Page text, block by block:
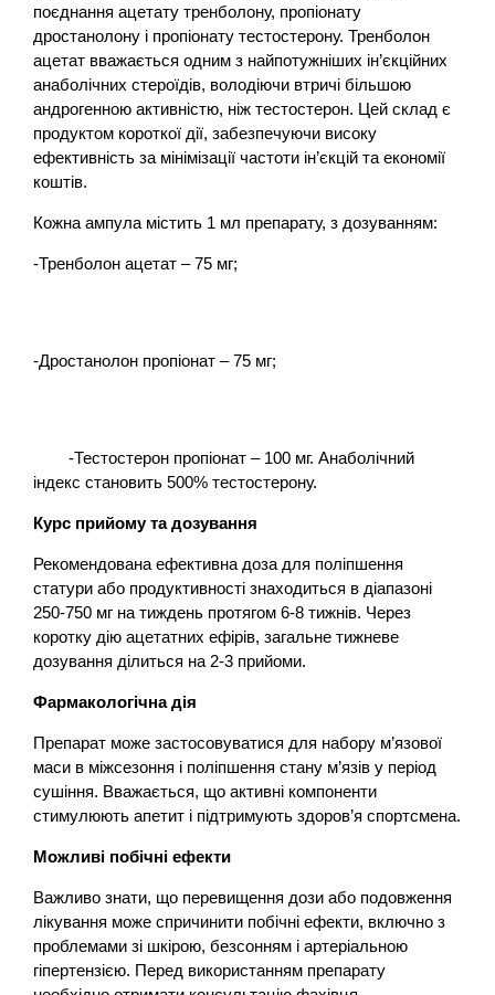
поєднання ацетату тренболону, пропіонату
дростанолону і пропіонату тестостерону. Тренболон
ацетат вважається одним з найпотужніших ін’єкційних
анаболічних стероїдів, володіючи втричі більшою
андрогенною активністю, ніж тестостерон. Цей склад є
продуктом короткої дії, забезпечуючи високу
ефективність за мінімізації частоти ін’єкцій та економії
коштів.
Кожна ампула містить 1 мл препарату, з дозуванням:
-Тренболон ацетат – 75 мг;
-Дростанолон пропіонат – 75 мг;
-Тестостерон пропіонат – 100 мг. Анаболічний
індекс становить 500% тестостерону.
Курс прийому та дозування
Рекомендована ефективна доза для поліпшення
статури або продуктивності знаходиться в діапазоні
250-750 мг на тиждень протягом 6-8 тижнів. Через
коротку дію ацетатних ефірів, загальне тижневе
дозування ділиться на 2-3 прийоми.
Фармакологічна дія
Препарат може застосовуватися для набору м’язової
маси в міжсезоння і поліпшення стану м’язів у період
сушіння. Вважається, що активні компоненти
стимулюють апетит і підтримують здоров’я спортсмена.
Можливі побічні ефекти
Важливо знати, що перевищення дози або подовження
лікування може спричинити побічні ефекти, включно з
проблемами зі шкірою, безсонням і артеріальною
гіпертензією. Перед використанням препарату